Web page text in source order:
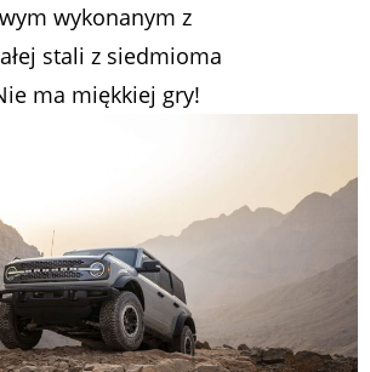
wykonanym z
stali z siedmioma
ma miękkiej gry!